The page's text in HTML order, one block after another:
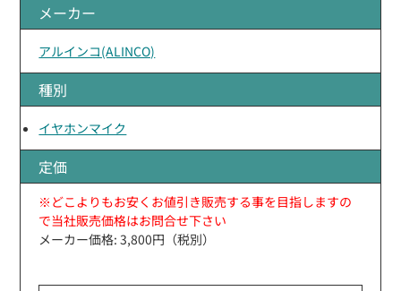
メーカー
アルインコ(ALINCO)
種別
イヤホンマイク
定価
※どこよりもお安くお値引き販売する事を目指しますの
で当社販売価格はお問合せ下さい
メーカー価格: 3,800円（税別）